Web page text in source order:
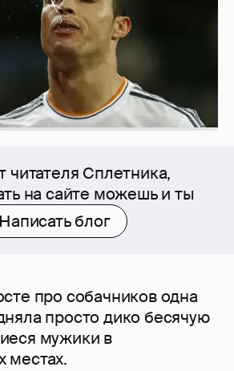
читателя Сплетника,
на сайте можешь и ты
Написать блог
про собачников одна
просто дико бесячую
мужики в
местах.